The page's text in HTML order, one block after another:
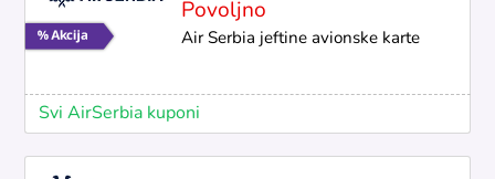
Povoljno
Air Serbia jeftine avionske karte
Svi AirSerbia kuponi